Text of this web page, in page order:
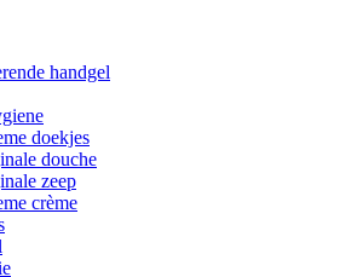
handgel
doekjes
douche
zeep
crème